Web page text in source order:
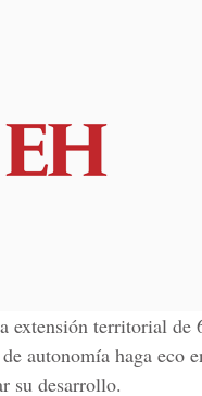
extensión territorial de
autonomía haga eco
su desarrollo.